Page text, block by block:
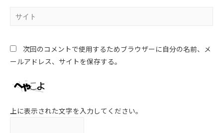
次回のコメントで使用するためブラウザーに自分の名前、メ
ールアドレス、サイトを保存する。
上に表示された文字を入力してください。